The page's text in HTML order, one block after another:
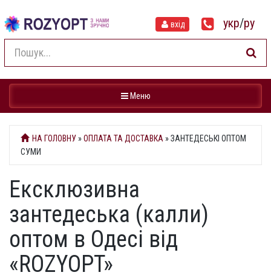
вхід укр/ру
Навігація
Меню
НА ГОЛОВНУ »ОПЛАТА ТА ДОСТАВКА » ЗАНТЕДЕСЬКІ ОПТОМ
СУМИ
Ексклюзивна
зантедеська (калли)
оптом в Одесі від
«ROZYOPT»